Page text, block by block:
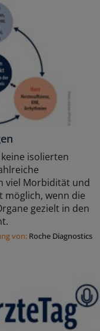
isolierten
viel Morbidität und
möglich, wenn die
gezielt in den
von: Roche Diagnostics